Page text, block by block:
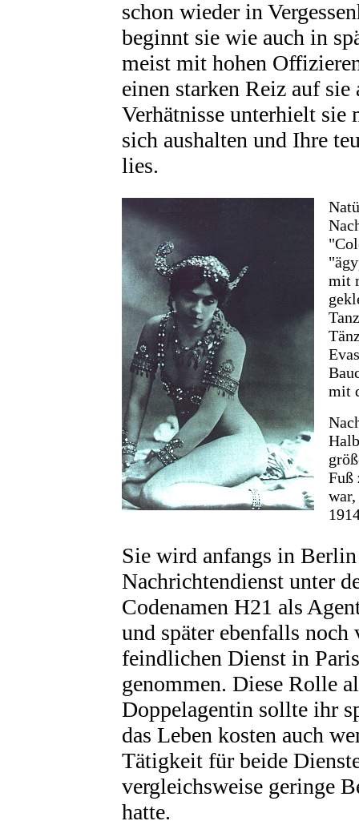
schon wieder in
beginnt sie wie auch in
meist mit hohen
einen starken Reiz auf sie
Verhätnisse unterhielt sie
sich aushalten und Ihre
lies.
mit
mit
Fuß
Sie wird anfangs in
Nachrichtendienst unter
Codenamen H21 als
und später ebenfalls noch
feindlichen Dienst in
genommen. Diese Rolle
Doppelagentin sollte ihr
das Leben kosten auch
Tätigkeit für beide
vergleichsweise geringe
hatte.